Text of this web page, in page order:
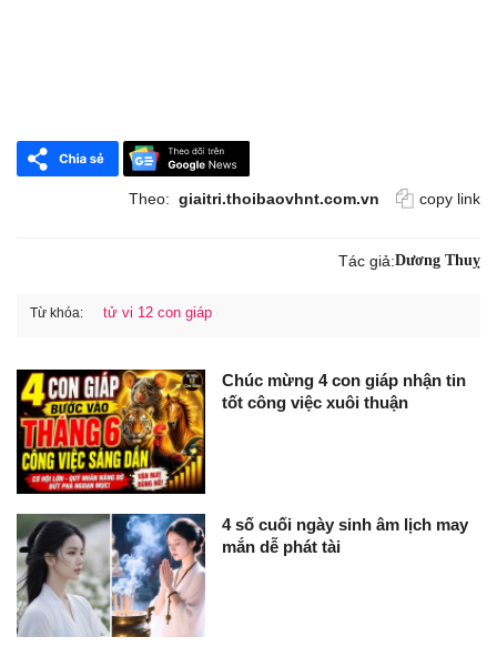
Theo: giaitri.thoibaovhnt.com.vn copy link
Tác giả:Dương Thuỵ
Từ khóa: tử vi 12 con giáp
Chúc mừng 4 con giáp nhận tin
tốt công việc xuôi thuận
4 số cuối ngày sinh âm lịch may
mắn dễ phát tài